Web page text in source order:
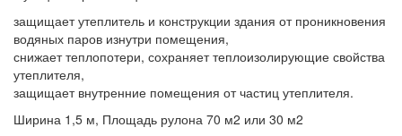
защищает утеплитель и конструкции здания от проникновения
водяных паров изнутри помещения,
снижает теплопотери, сохраняет теплоизолирующие свойства
утеплителя,
защищает внутренние помещения от частиц утеплителя.
Ширина 1,5 м, Площадь рулона 70 м2 или 30 м2